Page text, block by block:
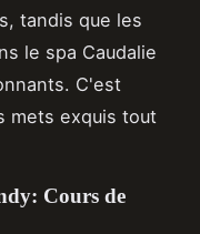
tandis que les
le spa Caudalie
C'est
mets exquis tout
Cours de